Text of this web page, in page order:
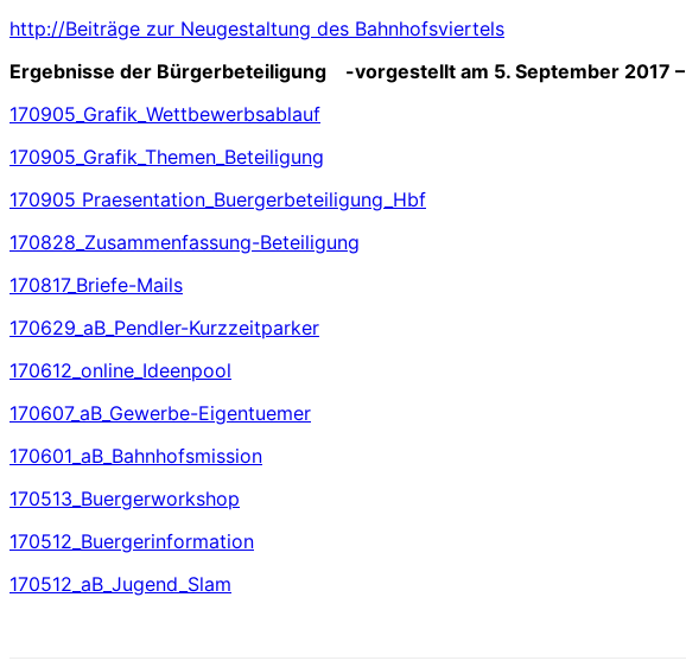
http://Beiträge zur Neugestaltung des Bahnhofsviertels
Ergebnisse der Bürgerbeteiligung -vorgestellt am 5. September 2017 –
170905_Grafik_Wettbewerbsablauf
170905_Grafik_Themen_Beteiligung
170905 Praesentation_Buergerbeteiligung_Hbf
170828_Zusammenfassung-Beteiligung
170817_Briefe-Mails
170629_aB_Pendler-Kurzzeitparker
170612_online_Ideenpool
170607_aB_Gewerbe-Eigentuemer
170601_aB_Bahnhofsmission
170513_Buergerworkshop
170512_Buergerinformation
170512_aB_Jugend_Slam